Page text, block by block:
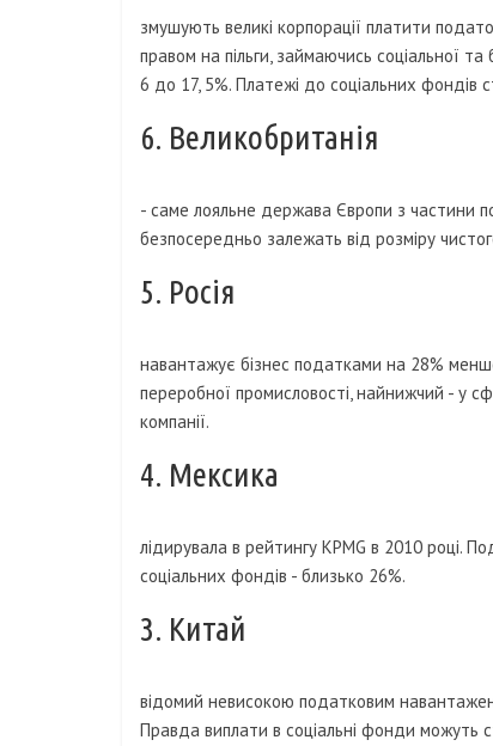
змушують великі корпорації платити
правом на пільги, займаючись соціальної
6 до 17, 5%. Платежі до соціальних фондів
6. Великобританія
- саме лояльне держава Європи з частини
безпосередньо залежать від розміру
5. Росія
навантажує бізнес податками на 28%
переробної промисловості, найнижчий - у
компанії.
4. Мексика
лідирувала в рейтингу KPMG в 2010 році.
соціальних фондів - близько 26%.
3. Китай
відомий невисокою податковим
Правда виплати в соціальні фонди можуть